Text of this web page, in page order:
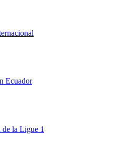
Ecuador
de la Ligue 1